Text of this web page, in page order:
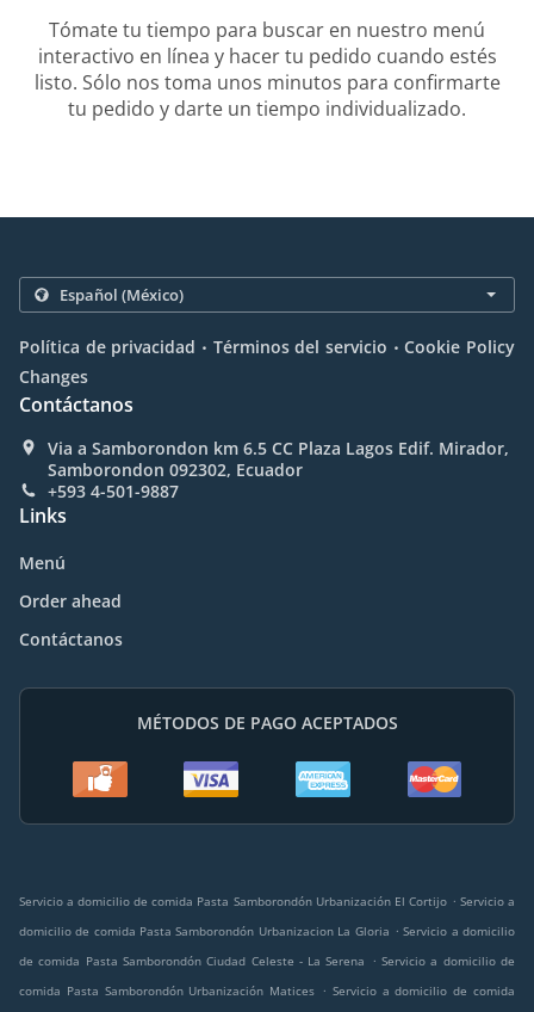
Tómate tu tiempo para buscar en nuestro menú
interactivo en línea y hacer tu pedido cuando estés
listo. Sólo nos toma unos minutos para confirmarte
tu pedido y darte un tiempo individualizado.
Política de privacidad . Términos del servicio . Cookie Policy
Changes
Contáctanos
Via a Samborondon km 6.5 CC Plaza Lagos Edif. Mirador,
Samborondon 092302, Ecuador
+593 4-501-9887
Links
Menú
Order ahead
Contáctanos
MÉTODOS DE PAGO ACEPTADOS
Servicio a domicilio de comida Pasta Samborondón Urbanización El Cortijo . Servicio a
domicilio de comida Pasta Samborondón Urbanizacion La Gloria . Servicio a domicilio
de comida Pasta Samborondón Ciudad Celeste - La Serena
. Servicio a domicilio de
comida Pasta Samborondón Urbanización Matices . Servicio a domicilio de comida